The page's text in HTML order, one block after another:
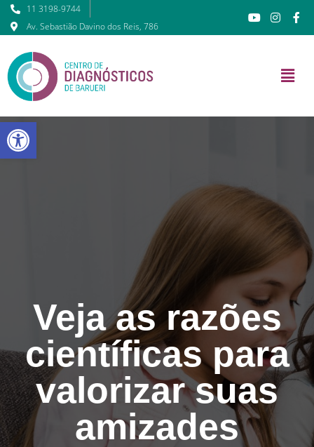
11 3198-9744
Av. Sebastião Davino dos Reis, 786
Veja as razões
científicas para
valorizar suas
amizades
Barra de Ferramentas